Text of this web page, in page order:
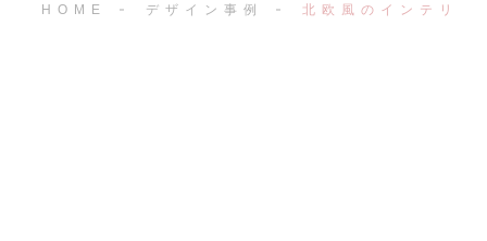
HOME デザイン事例 北欧風のインテリア